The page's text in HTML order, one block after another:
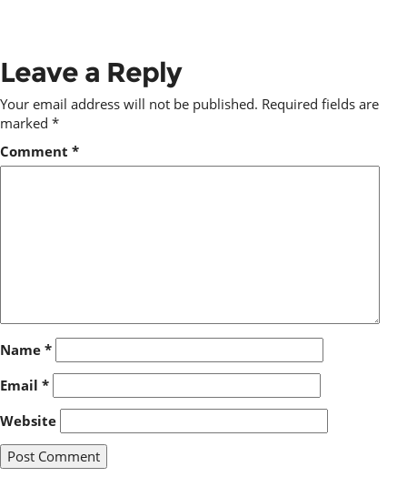
Leave a Reply
Your email address will not be published. Required fields are
marked *
Comment *
Name *
Email *
Website